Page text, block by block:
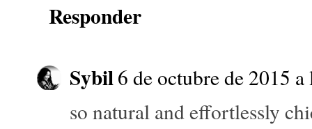
Responder
Sybil6 de octubre de 2015 a
so natural and effortlessly